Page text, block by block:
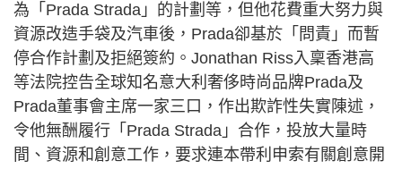
為「Prada Strada」的計劃等，但他花費重大努力與
資源改造手袋及汽車後，Prada卻基於「問責」而暫
停合作計劃及拒絕簽約。Jonathan Riss入稟香港高
等法院控告全球知名意大利奢侈時尚品牌Prada及
Prada董事會主席一家三口，作出欺詐性失實陳述，
令他無酬履行「Prada Strada」合作，投放大量時
間、資源和創意工作，要求連本帶利申索有關創意開